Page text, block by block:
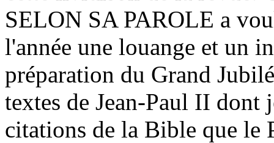
SELON SA PAROLE a
l'année une louange et un
préparation du Grand
textes de Jean-Paul II dont
citations de la Bible que le